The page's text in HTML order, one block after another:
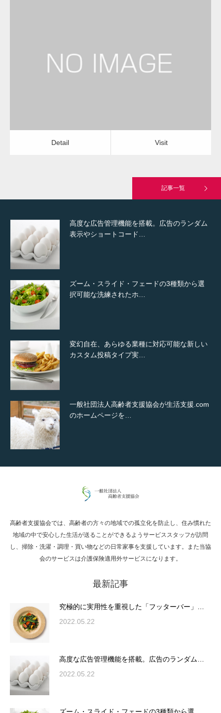
Detail Visit
Detail Visit
記事一覧
高度な広告管理機能を搭載。広告のランダム
表示やショートコード…
ズーム・スライド・フェードの3種類から選
択可能な洗練されたホ…
変幻自在、あらゆる業種に対応可能な新しい
カスタム投稿タイプ実…
一般社団法人高齢者支援協会が生活支援.com
のホームページを…
通常投稿
Hello world!
究極的に実用性を重視した「フッターバー」
表示やショートコード…
ズーム・スライド・フェードの3種類から選
高齢者支援協会では、高齢者の方々の地域での孤立化を防止し、住み慣れた
地域の中で安心した生活が送ることができるようサービススタッフが訪問
し、掃除・洗濯・調理・買い物などの日常家事を支援しています。また当協
会のサービスは介護保険適用外サービスになります。
最新記事
究極的に実用性を重視した「フッターバー」…
2022.05.22
高度な広告管理機能を搭載。広告のランダム…
2022.05.22